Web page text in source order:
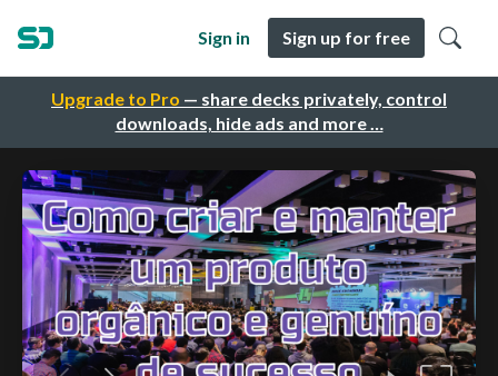
Upgrade to Pro — share decks privately, control
downloads, hide ads and more …
Sign in Sign up for free